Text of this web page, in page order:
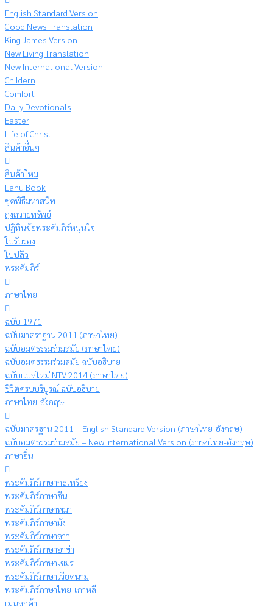
English Standard Version
Good News Translation
King James Version
New Living Translation
New International Version
Childern
Comfort
Daily Devotionals
Easter
Life of Christ
สินค้าอื่นๆ
สินค้าใหม่
Lahu Book
ชุดพิธีมหาสนิท
ถุงถวายทรัพย์
ปฏิทินข้อพระคัมภีร์หนุนใจ
ใบรับรอง
ใบปลิว
พระคัมภีร์
ภาษาไทย
ฉบับ 1971
ฉบับมาตราฐาน 2011 (ภาษาไทย)
ฉบับอมตธรรมร่วมสมัย (ภาษาไทย)
ฉบับอมตธรรมร่วมสมัย ฉบับอธิบาย
ฉบับแปลใหม่ NTV 2014 (ภาษาไทย)
ชีวิตครบบริบูรณ์ ฉบับอธิบาย
ภาษาไทย-อังกฤษ
ฉบับมาตรฐาน 2011 – English Standard Version (ภาษาไทย-อังกฤษ)
ฉบับอมตธรรมร่วมสมัย – New International Version (ภาษาไทย-อังกฤษ)
ภาษาอื่น
พระคัมภีร์ภาษากะเหรี่ยง
พระคัมภีร์ภาษาจีน
พระคัมภีร์ภาษาพม่า
พระคัมภีร์ภาษาม้ง
พระคัมภีร์ภาษาลาว
พระคัมภีร์ภาษาอาข่า
พระคัมภีร์ภาษาเขมร
พระคัมภีร์ภาษาเวียดนาม
พระคัมภีร์ภาษาไทย-เกาหลี
เมนูลูกค้า